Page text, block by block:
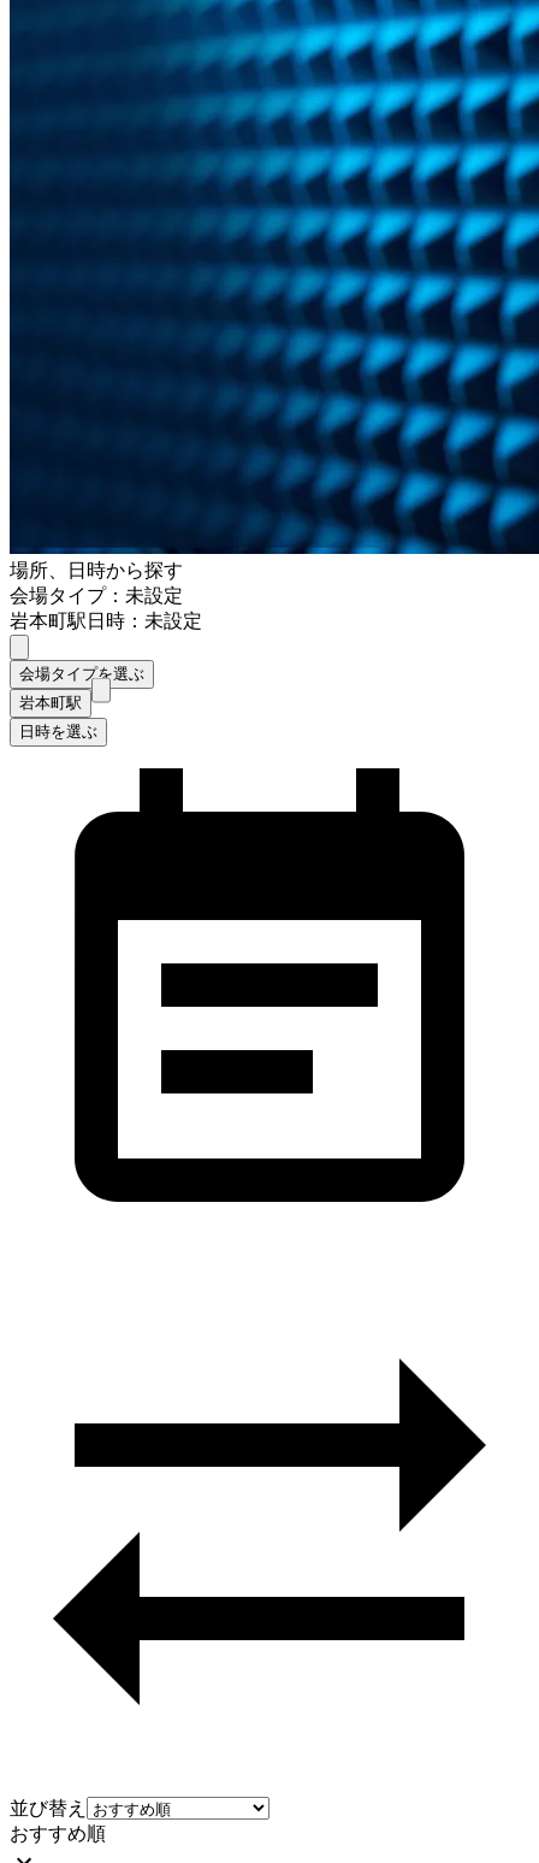
場所、日時から探す
会場タイプ：未設定
岩本町駅日時：未設定
会場タイプを選ぶ
岩本町駅
日時を選ぶ
並び替え
おすすめ順